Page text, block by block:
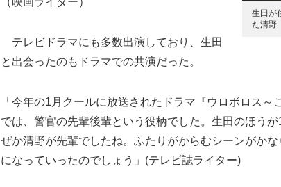
生田が
た清野
テレビドラマにも多数出演しており、生田
と出会ったのもドラマでの共演だった。
「今年の1月クールに放送されたドラマ『ウロボロス～
では、警官の先輩後輩という役柄でした。生田のほう
ぜか清野が先輩でしたね。ふたりがからむシーンがか
になっていったのでしょう」(テレビ誌ライター)